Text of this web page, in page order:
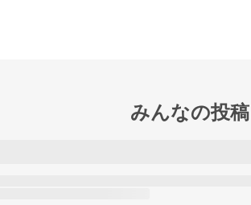
みんなの投稿